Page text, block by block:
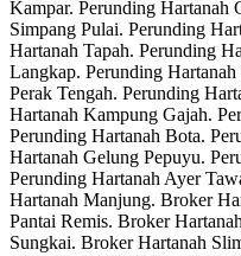
Kampar. Perunding Hartanah
Simpang Pulai. Perunding
Hartanah Tapah. Perunding
Langkap. Perunding
Perak Tengah. Perunding
Hartanah Kampung Gajah.
Perunding Hartanah Bota.
Hartanah Gelung Pepuyu.
Perunding Hartanah Ayer
Hartanah Manjung. Broker
Pantai Remis. Broker
Sungkai. Broker Hartanah